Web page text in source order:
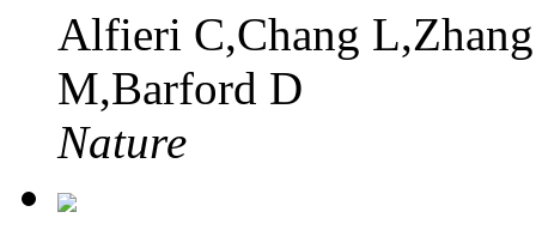
Alfieri C,Chang
M,Barford D
Nature